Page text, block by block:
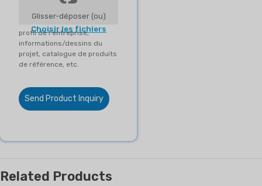
Glisser-déposer (ou)
Choisir les fichiers
profil de l'entreprise,
informations/dessins du
projet, catalogue de produits
de référence, etc.
Send Product Inquiry
Related Products